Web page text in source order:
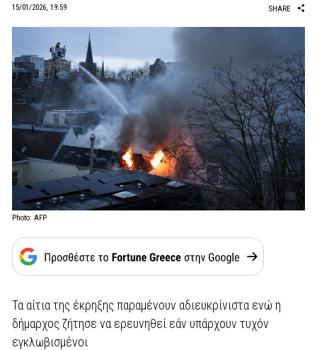
15/01/2026, 19:59
SHARE
Photo: AFP
Τα αίτια της έκρηξης παραμένουν αδιευκρίνιστα ενώ η
δήμαρχος ζήτησε να ερευνηθεί εάν υπάρχουν τυχόν
εγκλωβισμένοι